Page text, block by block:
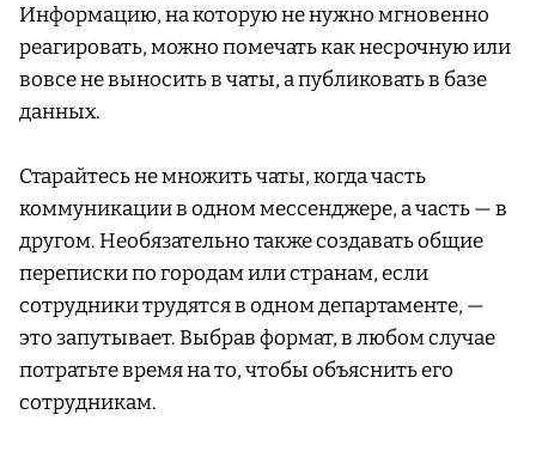
Информацию, на которую не нужно мгновенно
реагировать, можно помечать как несрочную или
вовсе не выносить в чаты, а публиковать в базе
данных.
Старайтесь не множить чаты, когда часть
коммуникации в одном мессенджере, а часть — в
другом. Необязательно также создавать общие
переписки по городам или странам, если
сотрудники трудятся в одном департаменте, —
это запутывает. Выбрав формат, в любом случае
потратьте время на то, чтобы объяснить его
сотрудникам.